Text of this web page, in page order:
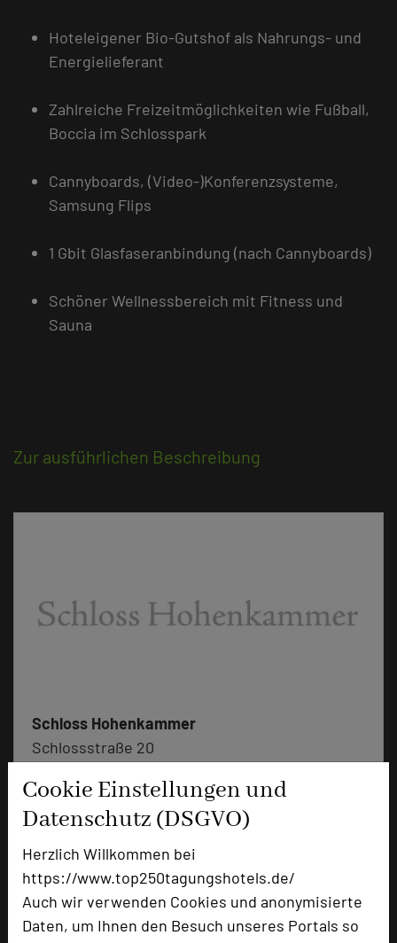
Cookie Einstellungen und
Datenschutz (DSGVO)
Herzlich Willkommen bei
https://www.top250tagungshotels.de/
Auch wir verwenden Cookies und anonymisierte
Daten, um Ihnen den Besuch unseres Portals so
Hoteleigener Bio-Gutshof als Nahrungs- und
Energielieferant
Zahlreiche Freizeitmöglichkeiten wie Fußball,
Boccia im Schlosspark
Cannyboards, (Video-)Konferenzsysteme,
Samsung Flips
1 Gbit Glasfaseranbindung (nach Cannyboards)
Schöner Wellnessbereich mit Fitness und
Sauna
Zur ausführlichen Beschreibung
Schloss Hohenkammer
Schlossstraße 20
phone +49 8137 9340
zur Tagungsanfrage hinzufügen add_circle